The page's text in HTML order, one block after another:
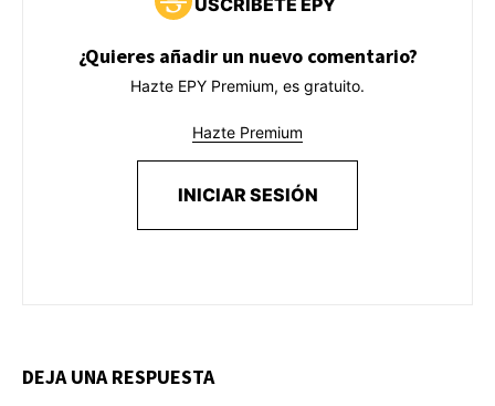
¿Quieres añadir un nuevo comentario?
Hazte EPY Premium, es gratuito.
Hazte Premium
INICIAR SESIÓN
DEJA UNA RESPUESTA